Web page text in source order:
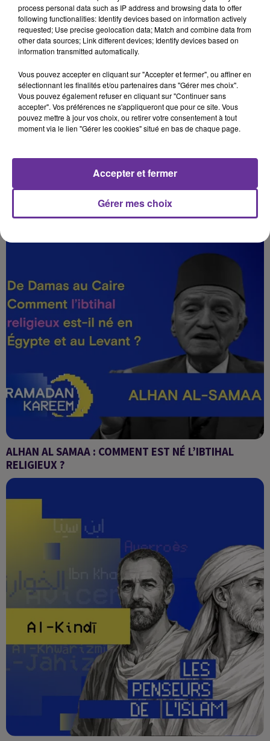
DES TEKKÉS AUX ONDES : COMMENT L’INSHAD
RELIGIEUX A FAÇONNÉ LA...
ALHAN AL SAMAA : COMMENT EST NÉ L’IBTIHAL
RELIGIEUX ?
Alhan al Samaa
process personal data such as IP address and browsing data to offer
following functionalities: Identify devices based on information actively
requested; Use precise geolocation data; Match and combine data from
other data sources; Link different devices; Identify devices based on
information transmitted automatically.
Vous pouvez accepter en cliquant sur "Accepter et fermer", ou affiner en
sélectionnant les finalités et/ou partenaires dans "Gérer mes choix".
Vous pouvez également refuser en cliquant sur "Continuer sans
accepter". Vos préférences ne s'appliqueront que pour ce site. Vous
pouvez mettre à jour vos choix, ou retirer votre consentement à tout
moment via le lien "Gérer les cookies" situé en bas de chaque page.
Gérer mes choix
Accepter et fermer